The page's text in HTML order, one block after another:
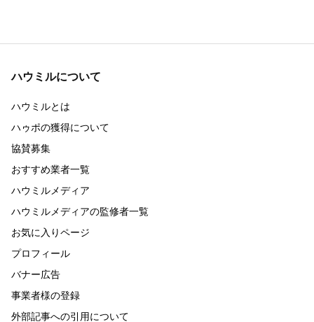
ハウミルについて
ハウミルとは
ハゥポの獲得について
協賛募集
おすすめ業者一覧
ハウミルメディア
ハウミルメディアの監修者一覧
お気に入りページ
プロフィール
バナー広告
事業者様の登録
外部記事への引用について